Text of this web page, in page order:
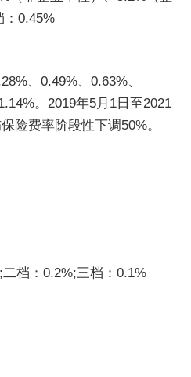
：0.45%
、0.49%、0.63%、
。2019年5月1日至2021
险费率阶段性下调50%。
档：0.2%;三档：0.1%